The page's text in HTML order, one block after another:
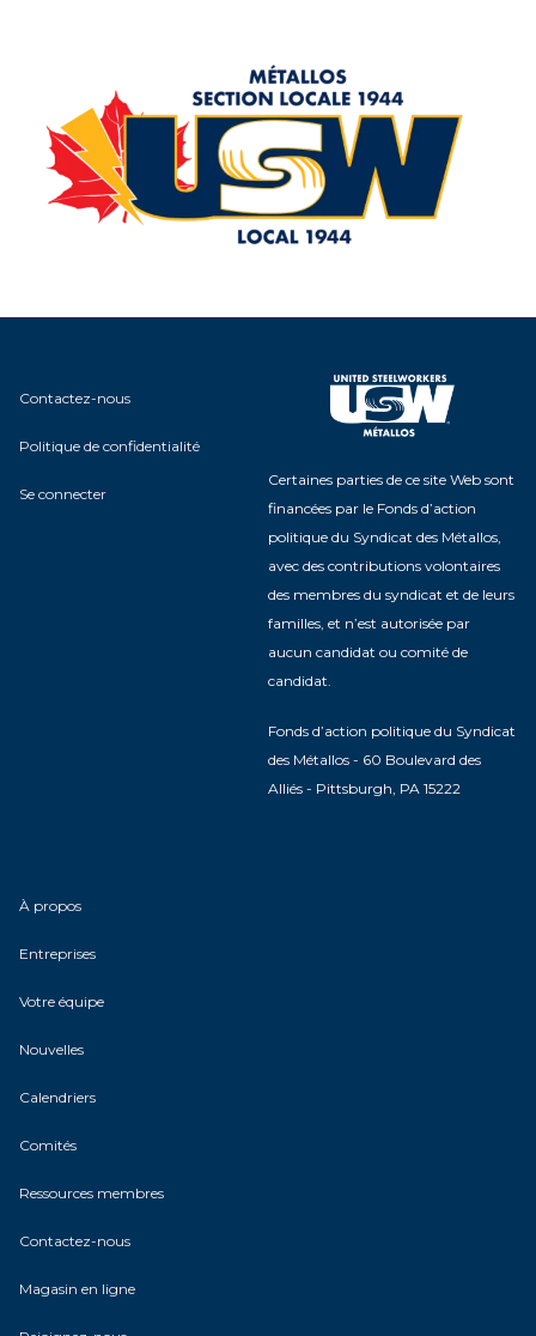
Contactez-nous
Politique de confidentialité
Se connecter
Certaines parties de ce site Web sont
financées par le Fonds d’action
politique du Syndicat des Métallos,
avec des contributions volontaires
des membres du syndicat et de leurs
familles, et n’est autorisée par
aucun candidat ou comité de
candidat.
Fonds d’action politique du Syndicat
des Métallos - 60 Boulevard des
Alliés - Pittsburgh, PA 15222
À propos
Entreprises
Votre équipe
Nouvelles
Calendriers
Comités
Ressources membres
Contactez-nous
Magasin en ligne